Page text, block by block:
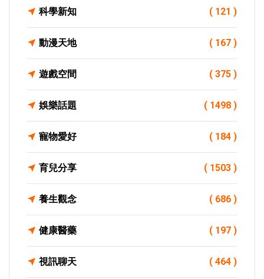
科學新知 ( 121 )
動漫天地 ( 167 )
遊戲空間 ( 375 )
娛樂話題 ( 1498 )
寵物愛好 ( 184 )
育兒分享 ( 1503 )
養生觀念 ( 686 )
健康醫藥 ( 197 )
視訊聊天 ( 464 )